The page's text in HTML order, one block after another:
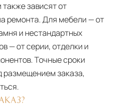
зависят от
ремонта. Для мебели — от
и нестандартных
— от серии, отделки и
Точные сроки
размещением заказа,